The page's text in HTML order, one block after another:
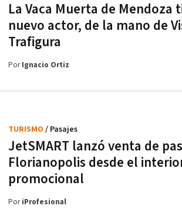
La Vaca Muerta de Mendoza
nuevo actor, de la mano de
Trafigura
PorIgnacio Ortiz
JetSMART lanzó venta de
Florianopolis desde el
promocional
TURISMO / Pasajes
PoriProfesional